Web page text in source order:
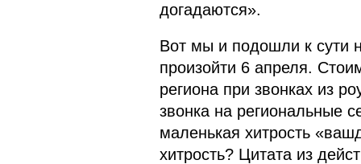
догадаются».
Вот мы и подошли к сути
произойти 6 апреля.
региона при звонках из
звонка на региональные
маленькая хитрость
хитрость? Цитата из